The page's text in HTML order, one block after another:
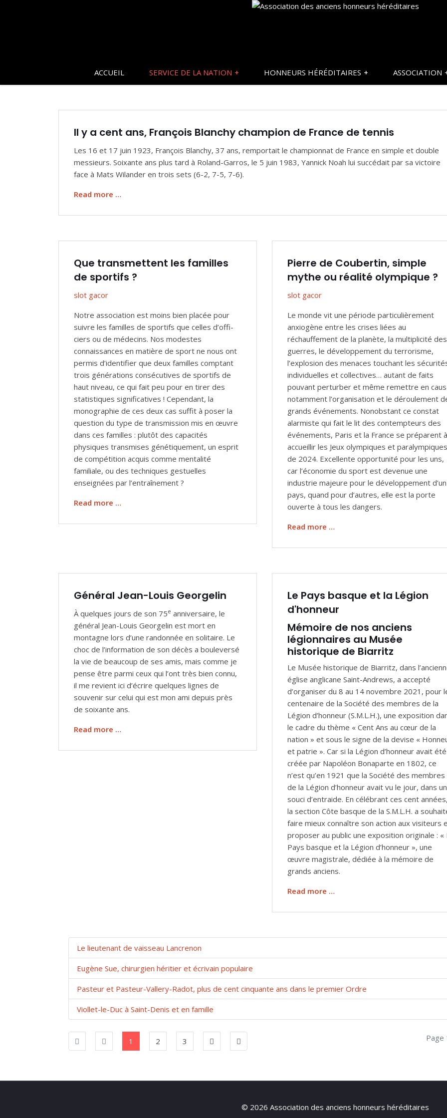
ACCUEIL SERVICE DE LA NATION HONNEURS HÉRÉDITAIRES ASSOCIATION
Il y a cent ans, François Blanchy champion de France de tennis
Les 16 et 17 juin 1923, François Blanchy, 37 ans, remportait le championnat de France en simple et double
messieurs. Soixante ans plus tard à Roland-Garros, le 5 juin 1983, Yannick Noah lui succédait par sa victoire
face à Mats Wilander en trois sets (6-2, 7-5, 7-6).
Read more …
Que transmettent les familles
de sportifs ?
slot gacor
Notre association est moins bien placée pour
suivre les familles de sportifs que celles d’offi­
ciers ou de médecins. Nos modestes
connaissances en matière de sport ne nous ont
permis d’identifier que deux familles comptant
trois générations consécutives de sportifs de
haut niveau, ce qui fait peu pour en tirer des
statistiques significatives ! Cependant, la
monographie de ces deux cas suffit à poser la
question du type de transmission mis en œuvre
dans ces familles : plutôt des capacités
physiques transmises génétiquement, un esprit
de compétition acquis comme mentalité
familiale, ou des techniques gestuelles
enseignées par l’entraînement ?
Read more …
Pierre de Coubertin, simple
mythe ou réalité olympique ?
slot gacor
Le monde vit une période particulièrement
anxiogène entre les crises liées au
réchauffement de la planète, la multiplicité des
guerres, le développement du terrorisme,
l’explosion des menaces touchant les
individuelles et collectives… autant de faits
pouvant perturber et même remettre en
notamment l’organisation et le déroulement
grands événements. Nonobstant ce constat
alarmiste qui fait le lit des contempteurs des
événements, Paris et la France se préparent à
accueillir les Jeux olympiques et paralympiques
de 2024. Excellente opportunité pour les uns,
car l’économie du sport est devenue une
industrie majeure pour le développement d’un
pays, quand pour d’autres, elle est la porte
ouverte à tous les dangers.
Read more …
Général Jean-Louis Georgelin
À quelques jours de son 75e anniversaire, le
général Jean-Louis Georgelin est mort en
montagne lors d’une randonnée en solitaire. Le
choc de l’information de son décès a bouleversé
la vie de beaucoup de ses amis, mais comme je
pense être parmi ceux qui l’ont très bien connu,
il me revient ici d’écrire quelques lignes de
souvenir sur celui qui est mon ami depuis près
de soixante ans.
Read more …
Le Pays basque et la Légion
d'honneur
Mémoire de nos anciens
légionnaires au Musée
historique de Biarritz
Le Musée historique de Biarritz, dans
église anglicane Saint-Andrews, a accepté
d’organiser du 8 au 14 novembre 2021, pour
centenaire de la Société des membres de la
Légion d’honneur (S.M.L.H.), une exposition
le cadre du thème « Cent Ans au cœur de la
nation » et sous le signe de la devise «
et patrie ». Car si la Légion d’honneur avait été
créée par Napoléon Bonaparte en 1802, ce
n’est qu’en 1921 que la Société des membres
de la Légion d’honneur avait vu le jour, dans un
souci d’entraide. En célébrant ces cent
la section Côte basque de la S.M.L.H. a
faire mieux connaître son action aux visiteurs
proposer au public une exposition originale : «
Pays basque et la Légion d’honneur », une
œuvre magistrale, dédiée à la mémoire de
grands anciens.
Read more …
Le lieutenant de vaisseau Lancrenon
Eugène Sue, chirurgien héritier et écrivain populaire
Pasteur et Pasteur-Vallery-Radot, plus de cent cinquante ans dans le premier Ordre
Viollet-le-Duc à Saint-Denis et en famille
1 2 3 Page
© 2026 Association des anciens honneurs héréditaires